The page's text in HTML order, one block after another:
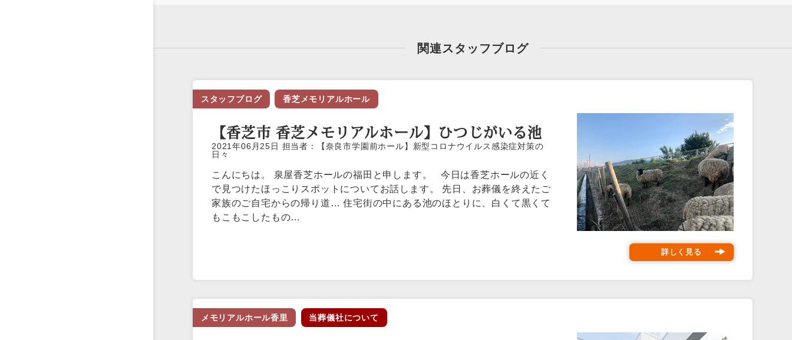
関連スタッフブログ
スタッフブログ 香芝メモリアルホール
【香芝市 香芝メモリアルホール】ひつじがいる池
2021年06月25日 担当者：【奈良市学園前ホール】新型コロナウイルス感染症対策の
日々
こんにちは。 泉屋香芝ホールの福田と申します。 今日は香芝ホールの近く
で見つけたほっこりスポットについてお話します。 先日、お葬儀を終えたご
家族のご自宅からの帰り道… 住宅街の中にある池のほとりに、白くて黒くて
もこもこしたもの…
詳しく見る
メモリアルホール香里 当葬儀社について